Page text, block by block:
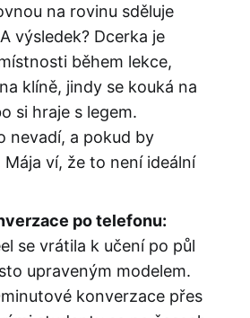
na rovinu sděluje
výsledek? Dcerka je
během lekce,
klíně, jindy se kouká na
si hraje s legem.
nevadí, a pokud by
Mája ví, že to není ideální
po telefonu:
se vrátila k učení po půl
upraveným modelem.
konverzace přes